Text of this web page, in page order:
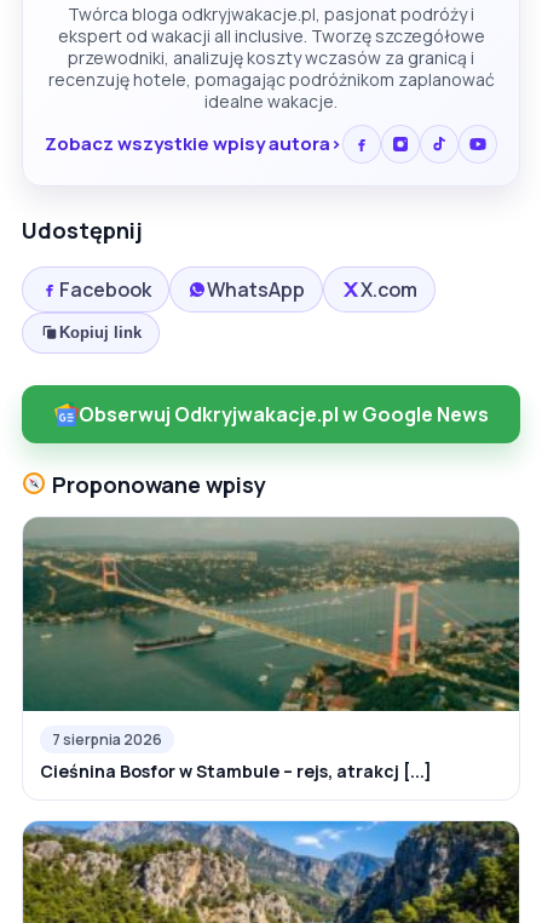
Twórca bloga odkryjwakacje.pl, pasjonat podróży i
ekspert od wakacji all inclusive. Tworzę szczegółowe
przewodniki, analizuję koszty wczasów za granicą i
recenzuję hotele, pomagając podróżnikom zaplanować
idealne wakacje.
Zobacz wszystkie wpisy autora
Udostępnij
Facebook WhatsApp X.com
Kopiuj link
Obserwuj Odkryjwakacje.pl w Google News
Proponowane wpisy
7 sierpnia 2026
Cieśnina Bosfor w Stambule – rejs, atrakcj [...]